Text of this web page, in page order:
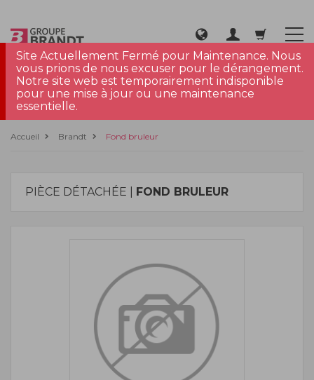
Site Actuellement Fermé pour Maintenance. Nous
vous prions de nous excuser pour le dérangement.
Notre site web est temporairement indisponible
pour une mise à jour ou une maintenance
essentielle.
Accueil Brandt Fond bruleur
PIÈCE DÉTACHÉE | FOND BRULEUR